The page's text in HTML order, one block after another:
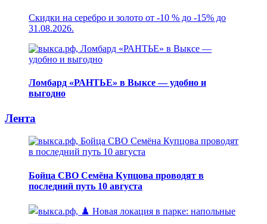
Скидки на серебро и золото от -10 % до -15% до
31.08.2026.
Ломбард «РАНТЬЕ» в Выксе — удобно и
выгодно
Лента
Бойца СВО Семёна Купцова проводят в
последний путь 10 августа